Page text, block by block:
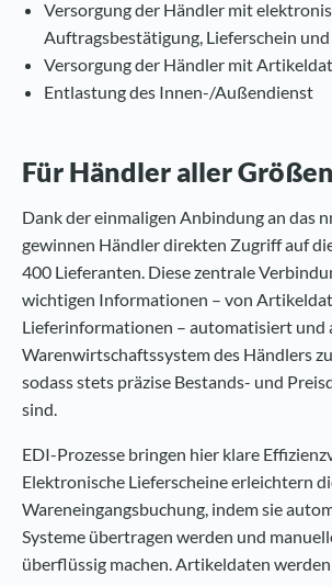
Versorgung der Händler mit
Auftragsbestätigung, Lieferschein
Versorgung der Händler mit
Entlastung des Innen-/Außendienst
Für Händler aller Größen
Dank der einmaligen Anbindung an das
gewinnen Händler direkten Zugriff auf
400 Lieferanten. Diese zentrale
wichtigen Informationen – von
Lieferinformationen – automatisiert und
Warenwirtschaftssystem des Händlers
sodass stets präzise Bestands- und
sind.
EDI-Prozesse bringen hier klare
Elektronische Lieferscheine erleichtern
Wareneingangsbuchung, indem sie
Systeme übertragen werden und
überflüssig machen. Artikeldaten